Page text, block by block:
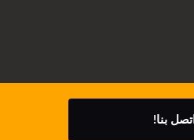
اتصل بنا!